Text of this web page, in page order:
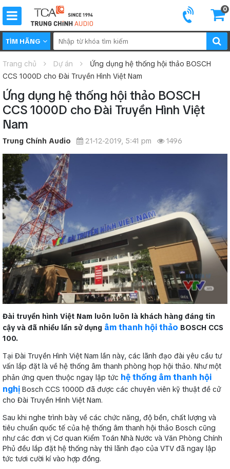
0
TÌM HÃNG
Trang chủ Dự án
Ứng dụng hệ thống hội thảo BOSCH
CCS 1000D cho Đài Truyền Hình Việt Nam
Ứng dụng hệ thống hội thảo BOSCH
CCS 1000D cho Đài Truyền Hình Việt
Nam
Trung Chính Audio 21-12-2019, 5:41 pm 1496
Đài truyền hình Việt Nam luôn luôn là khách hàng đáng tin
cậy và đã nhiều lần sử dụng âm thanh hội thảo BOSCH CCS
100.
Tại Đài Truyền Hình Việt Nam lần này, các lãnh đạo đài yêu cầu tư
vấn lắp đặt là về hệ thống âm thanh phòng họp hội thảo. Như một
phản ứng quen thuộc ngay lập tức hệ thống âm thanh hội
nghị Bosch CCS 1000D đã được các chuyên viên kỹ thuật đề cử
cho Đài Truyền Hình Việt Nam.
Sau khi nghe trình bày về các chức năng, độ bền, chất lượng và
tiêu chuẩn quốc tế của hệ thống âm thanh hội thảo Bosch cũng
như các đơn vị Cơ quan Kiểm Toán Nhà Nước và Văn Phòng Chính
Phủ đều lắp đặt hệ thống này thì lãnh đạo của VTV đã ngay lập
tức tươi cười kí vào hợp đồng.